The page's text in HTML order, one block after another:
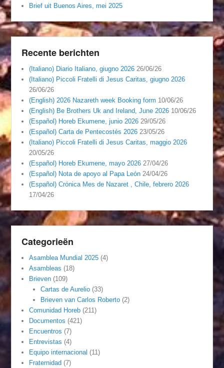
Brief uit Buenos Aires, mei 2025
Recente berichten
(Italiano) Diario Italiano, giugno 2026 26/06/26
(Italiano) Piccoli Fratelli di Jesus Caritas, giugno 2026
26/06/26
(English) 2026 Nazareth week Booking form 10/06/26
(English) Be Brothers Uk and Ireland, June 2026 10/06/26
(Español) Horeb Ekumene, junio 2026 29/05/26
(Español) Carta de Pentecostés 2026 23/05/26
(Italiano) Piccoli Fratelli di Jesus Caritas, maggio 2026
20/05/26
(Español) Horeb Ekumene, mayo 2026 27/04/26
(Español) Nota de apoyo al Papa León 24/04/26
(Español) Crónica Mes de Nazaret , Chile, febrero 2026
17/04/26
Categorieën
Asamblea Mundial 2025 (4)
Asambleas (18)
Brieven (109)
Cartas de Aurelio(33)
Brieven van Carlos Roberto(2)
Comunidad Horeb (211)
Documentos (421)
Encuentros (7)
Entrevistas (4)
Equipo internacional (11)
Fraternidad (7)